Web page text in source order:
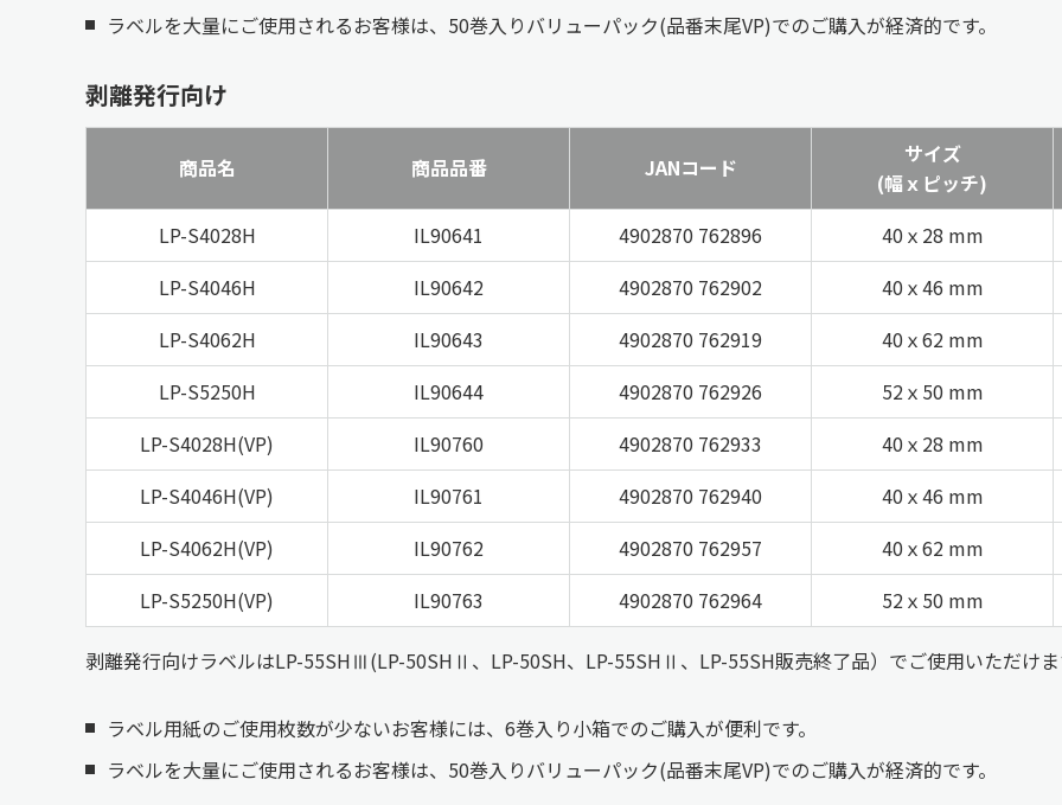
ラベルを大量にご使用されるお客様は、50巻入りバリューパック(品番末尾VP)でのご購入が経済的です。
剥離発行向け
商品名 商品品番 JANコード
サイズ
(幅ｘピッチ)
LP-S4028H IL90641 4902870 762896 40ｘ28 mm
LP-S4046H
IL90642 4902870 762902 40ｘ46 mm
LP-S4062H
IL90643 4902870 762919 40ｘ62 mm
LP-S5250H
IL90644 4902870 762926 52ｘ50 mm
LP-S4028H(VP)
IL90760 4902870 762933 40ｘ28 mm
LP-S4046H(VP)
IL90761 4902870 762940 40ｘ46 mm
LP-S4062H(VP)
IL90762 4902870 762957 40ｘ62 mm
LP-S5250H(VP)
IL90763 4902870 762964 52ｘ50 mm
剥離発行向けラベルはLP-55SHⅢ(LP-50SHⅡ、LP-50SH、LP-55SHⅡ、LP-55SH販売終了品）でご使用いただけま
ラベル用紙のご使用枚数が少ないお客様には、6巻入り小箱でのご購入が便利です。
ラベルを大量にご使用されるお客様は、50巻入りバリューパック(品番末尾VP)でのご購入が経済的です。